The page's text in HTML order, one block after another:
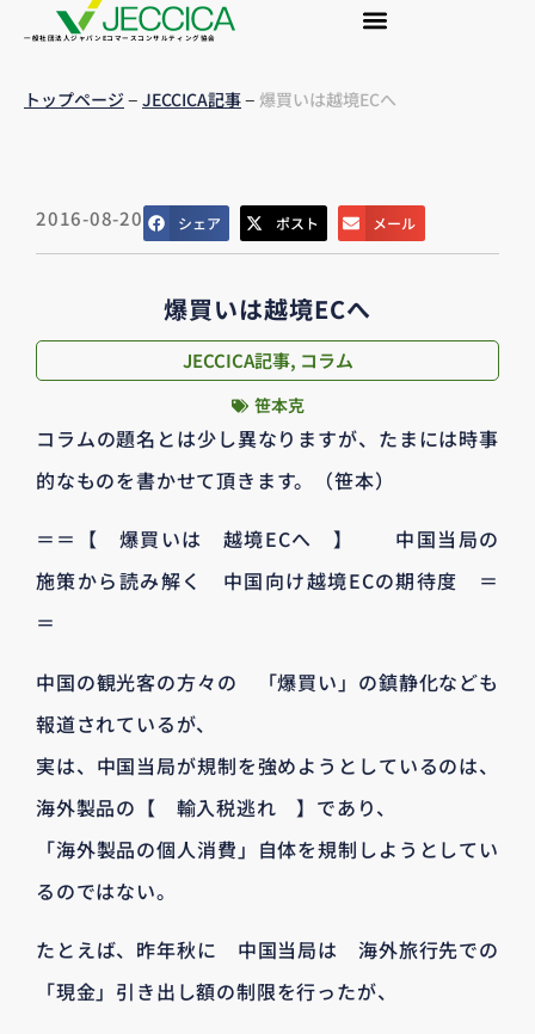
一般社団法人ジャパンEコマースコンサルティング協会
トップページ– JECCICA記事– 爆買いは越境ECへ
2016-08-20 シェア ポスト メール
爆買いは越境ECへ
JECCICA記事, コラム
笹本克
コラムの題名とは少し異なりますが、たまには時事
的なものを書かせて頂きます。（笹本）
＝＝【 爆買いは 越境ECへ 】 中国当局の
施策から読み解く 中国向け越境ECの期待度 ＝
＝
中国の観光客の方々の 「爆買い」の鎮静化なども
報道されているが、
実は、中国当局が規制を強めようとしているのは、
海外製品の【 輸入税逃れ 】であり、
「海外製品の個人消費」自体を規制しようとしてい
るのではない。
たとえば、昨年秋に 中国当局は 海外旅行先での
「現金」引き出し額の制限を行ったが、